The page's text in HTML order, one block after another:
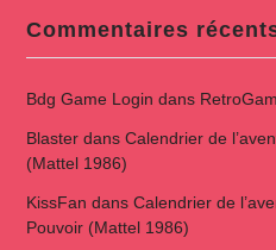
Commentaires
Bdg Game Login dans
Blasterdans Calendrier de
(Mattel 1986)
KissFan dans Calendrier de
Pouvoir (Mattel 1986)